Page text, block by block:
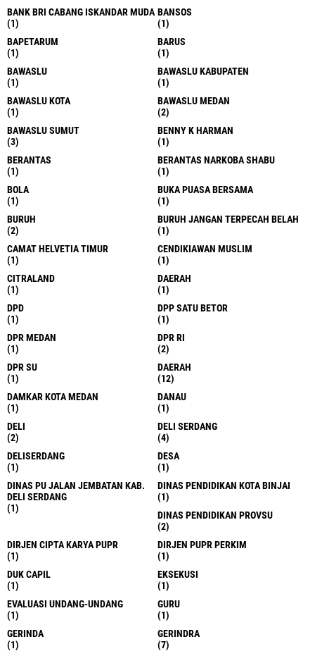
BANK BRI CABANG ISKANDAR MUDA
(1)
BANSOS
(1)
BAPETARUM
(1)
BARUS
(1)
BAWASLU
(1)
BAWASLU KABUPATEN
(1)
BAWASLU KOTA
(1)
BAWASLU MEDAN
(2)
BAWASLU SUMUT
(3)
BENNY K HARMAN
(1)
BERANTAS
(1)
BERANTAS NARKOBA SHABU
(1)
BOLA
(1)
BUKA PUASA BERSAMA
(1)
BURUH
(2)
BURUH JANGAN TERPECAH BELAH
(1)
CAMAT HELVETIA TIMUR
(1)
CENDIKIAWAN MUSLIM
(1)
CITRALAND
(1)
DAERAH
(1)
DPD
(1)
DPP SATU BETOR
(1)
DPR MEDAN
(1)
DPR RI
(2)
DPR SU
(1)
DAERAH
(12)
DAMKAR KOTA MEDAN
(1)
DANAU
(1)
DELI
(2)
DELI SERDANG
(4)
DELISERDANG
(1)
DESA
(1)
DINAS PU JALAN JEMBATAN KAB.
DELI SERDANG
(1)
DINAS PENDIDIKAN KOTA BINJAI
(1)
DINAS PENDIDIKAN PROVSU
(2)
DIRJEN CIPTA KARYA PUPR
(1)
DIRJEN PUPR PERKIM
(1)
DUK CAPIL
(1)
EKSEKUSI
(1)
EVALUASI UNDANG-UNDANG
(1)
GURU
(1)
GERINDA
(1)
GERINDRA
(7)